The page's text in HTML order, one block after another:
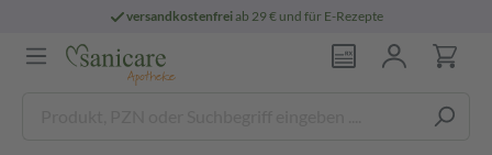
versandkostenfreiab 29 € und für E-Rezepte